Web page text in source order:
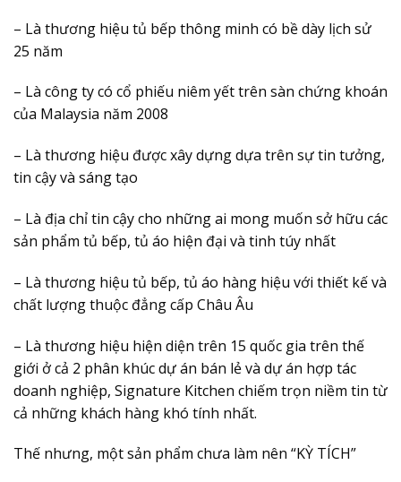
– Là thương hiệu tủ bếp thông minh có bề dày lịch sử
25 năm
– Là công ty có cổ phiếu niêm yết trên sàn chứng khoán
của Malaysia năm 2008
– Là thương hiệu được xây dựng dựa trên sự tin tưởng,
tin cậy và sáng tạo
– Là địa chỉ tin cậy cho những ai mong muốn sở hữu các
sản phẩm tủ bếp, tủ áo hiện đại và tinh túy nhất
– Là thương hiệu tủ bếp, tủ áo hàng hiệu với thiết kế và
chất lượng thuộc đẳng cấp Châu Âu
– Là thương hiệu hiện diện trên 15 quốc gia trên thế
giới ở cả 2 phân khúc dự án bán lẻ và dự án hợp tác
doanh nghiệp, Signature Kitchen chiếm trọn niềm tin từ
cả những khách hàng khó tính nhất.
Thế nhưng, một sản phẩm chưa làm nên “KỲ TÍCH”